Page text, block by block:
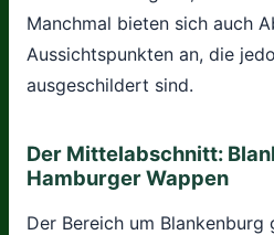
Manchmal bieten sich auch
Aussichtspunkten an, die
ausgeschildert sind.
Der Mittelabschnitt:
Hamburger Wappen
Der Bereich um Blankenburg